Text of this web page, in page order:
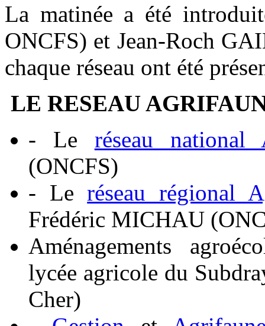
La matinée a été
ONCFS) et Jean-Roch
chaque réseau ont été
LE RESEAU
- Le réseau national
(ONCFS)
- Leréseau régional
Frédéric MICHAU
Aménagements
lycée agricole du
Cher)